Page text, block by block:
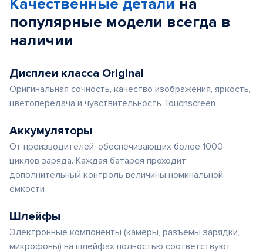
Качественные детали на
популярные модели всегда в
наличии
Дисплеи класса Original
Оригинальная сочность, качество изображения, яркость,
цветопередача и чувствительность Touchscreen
Аккумуляторы
От производителей, обеспечивающих более 1000
циклов заряда. Каждая батарея проходит
дополнительный контроль величины номинальной
емкости
Шлейфы
Электронные компоненты (камеры, разъемы зарядки,
микрофоны) на шлейфах полностью соответствуют